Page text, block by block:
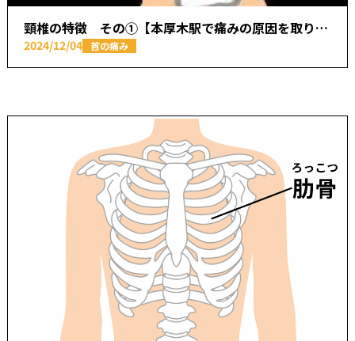
頸椎の特徴 その➀【本厚木駅で痛みの原因を取り除く あかつき整骨院】
2024/12/04 首の痛み